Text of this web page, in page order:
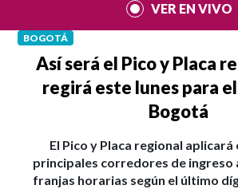
VER EN VIVO
BOGOTÁ
Así será el Pico y Placa
regirá este lunes para
Bogotá
El Pico y Placa regional aplicará
principales corredores de ingreso
franjas horarias según el último